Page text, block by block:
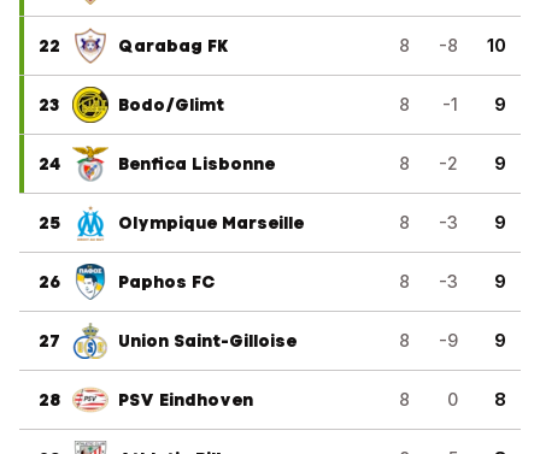
22 Qarabag FK 8 -8 10
23 Bodo/Glimt 8 -1 9
24 Benfica Lisbonne 8 -2 9
25 Olympique Marseille 8 -3 9
26 Paphos FC 8 -3 9
27 Union Saint-Gilloise 8 -9 9
28 PSV Eindhoven 8 0 8